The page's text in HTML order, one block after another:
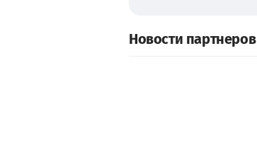
Новости партнеров